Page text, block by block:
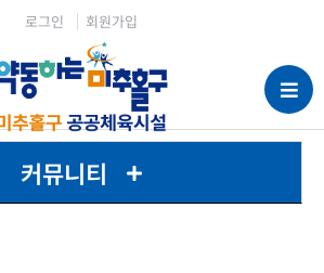
로그인 회원가입
커뮤니티